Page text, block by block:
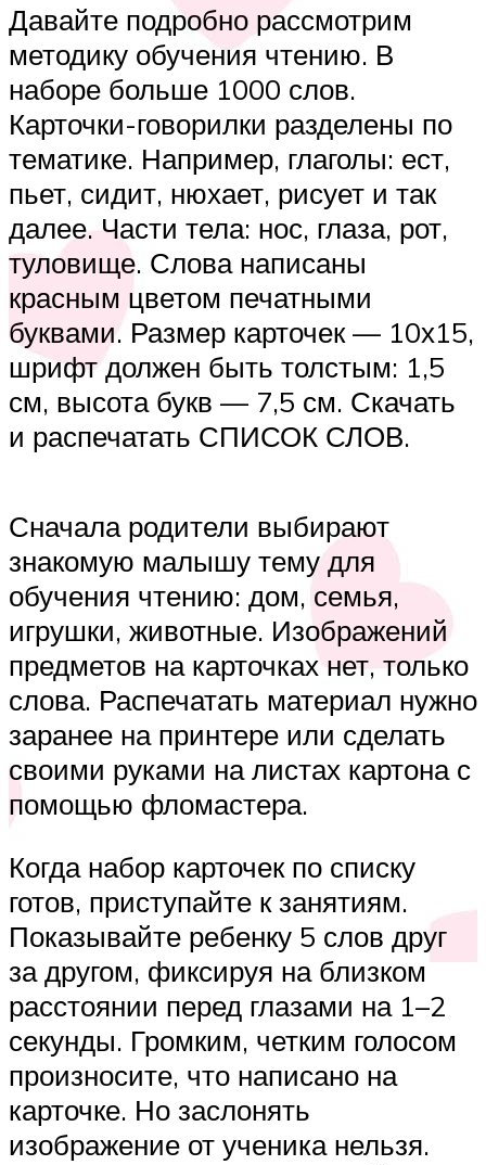
Давайте подробно рассмотрим
методику обучения чтению. В
наборе больше 1000 слов.
Карточки-говорилки разделены по
тематике. Например, глаголы: ест,
пьет, сидит, нюхает, рисует и так
далее. Части тела: нос, глаза, рот,
туловище. Слова написаны
красным цветом печатными
буквами. Размер карточек — 10х15,
шрифт должен быть толстым: 1,5
см, высота букв — 7,5 см. Скачать
и распечатать СПИСОК СЛОВ.
Сначала родители выбирают
знакомую малышу тему для
обучения чтению: дом, семья,
игрушки, животные. Изображений
предметов на карточках нет, только
слова. Распечатать материал нужно
заранее на принтере или сделать
своими руками на листах картона с
помощью фломастера.
Когда набор карточек по списку
готов, приступайте к занятиям.
Показывайте ребенку 5 слов друг
за другом, фиксируя на близком
расстоянии перед глазами на 1–2
секунды. Громким, четким голосом
произносите, что написано на
карточке. Но заслонять
изображение от ученика нельзя.